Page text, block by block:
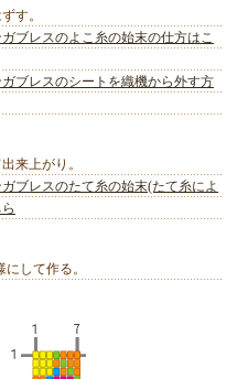
す。
ブレスのよこ糸の始末の仕方はこ
ブレスのシートを織機から外す方
来上がり。
ブレスのたて糸の始末(たて糸によ
にして作る。